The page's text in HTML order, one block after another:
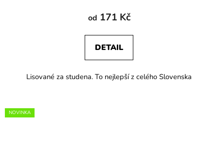
od 171 Kč
DETAIL
Lisované za studena. To nejlepší z celého Slovenska
NOVINKA